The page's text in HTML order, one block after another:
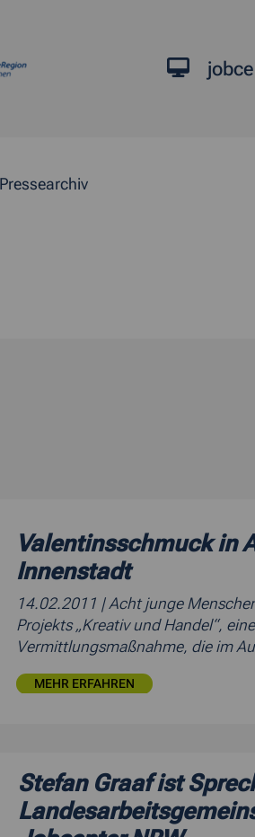
Pressearchiv
Valentinsschmuck in
Innenstadt
14.02.2011 | Acht junge
Projekts „Kreativ und Handel“,
Vermittlungsmaßnahme, die im
MEHR ERFAHREN
Stefan Graaf ist